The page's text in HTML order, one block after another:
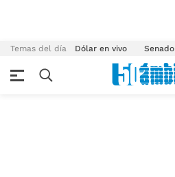
Temas del día Dólar en vivo Senado